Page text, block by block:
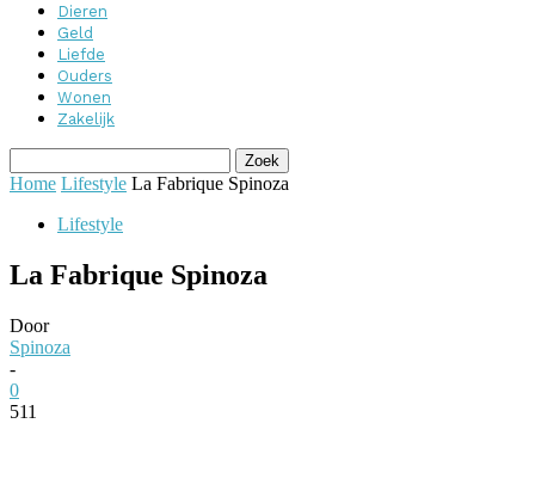
Dieren
Geld
Liefde
Ouders
Wonen
Zakelijk
Home Lifestyle La Fabrique Spinoza
Lifestyle
La Fabrique Spinoza
Door
Spinoza
-
0
511